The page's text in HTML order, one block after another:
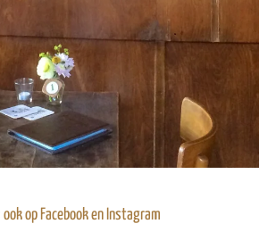
ook op Facebook en Instagram